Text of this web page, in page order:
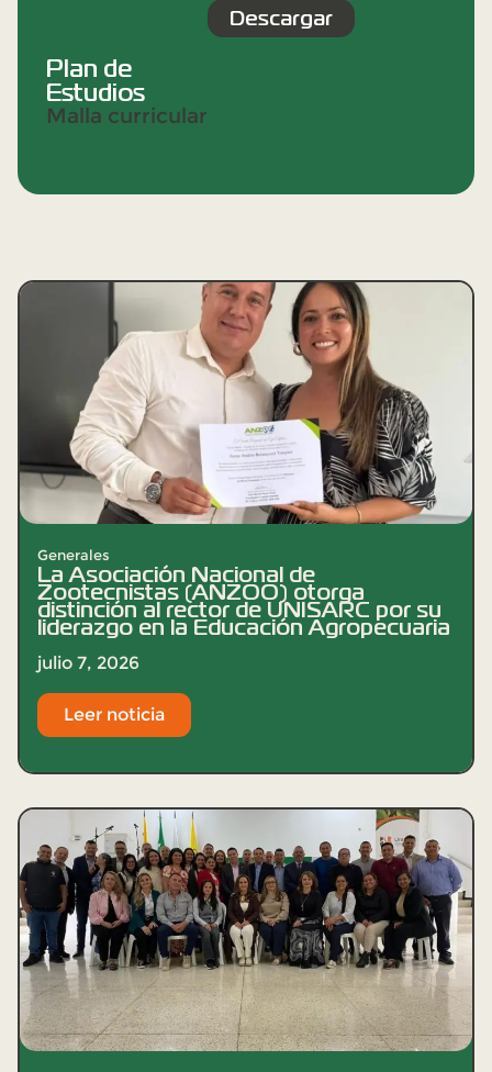
Plan de
Estudios
Malla curricular
Descargar
Generales
La Asociación Nacional de
Zootecnistas (ANZOO) otorga
distinción al rector de UNISARC por su
liderazgo en la Educación Agropecuaria
julio 7, 2026
Leer noticia